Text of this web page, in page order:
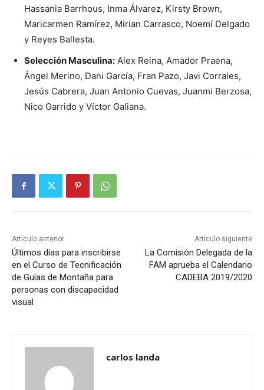
Hassania Barrhous, Inma Álvarez, Kirsty Brown,
Maricarmen Ramírez, Mirian Carrasco, Noemí Delgado
y Reyes Ballesta.
Selección Masculina: Alex Reina, Amador Praena,
Ángel Merino, Dani García, Fran Pazo, Javi Corrales,
Jesús Cabrera, Juan Antonio Cuevas, Juanmi Berzosa,
Nico Garrido y Víctor Galiana.
Artículo anterior
Últimos días para inscribirse
en el Curso de Tecnificación
de Guías de Montaña para
personas con discapacidad
visual
Artículo siguiente
La Comisión Delegada de la
FAM aprueba el Calendario
CADEBA 2019/2020
carlos landa